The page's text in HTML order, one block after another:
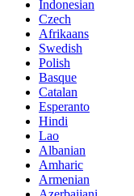
Indonesian
Czech
Afrikaans
Swedish
Polish
Basque
Catalan
Esperanto
Hindi
Lao
Albanian
Amharic
Armenian